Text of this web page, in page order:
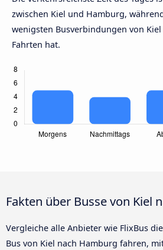
zwischen Kiel und Hamburg,
wenigsten Busverbindungen von
Fahrten hat.
Fakten über Busse von Kiel
Vergleiche alle Anbieter wie FlixBus
Bus von Kiel nach Hamburg fahren,